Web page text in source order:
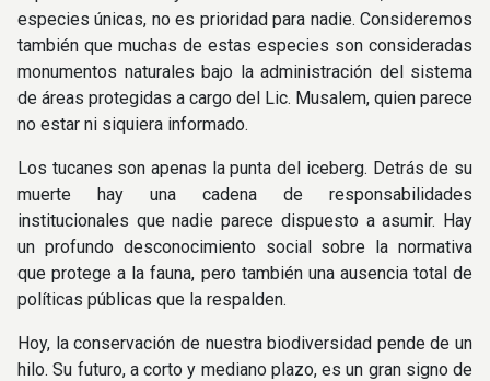
especies únicas, no es prioridad para nadie. Consideremos
también que muchas de estas especies son consideradas
monumentos naturales bajo la administración del sistema
de áreas protegidas a cargo del Lic. Musalem, quien parece
no estar ni siquiera informado.
Los tucanes son apenas la punta del iceberg. Detrás de su
muerte hay una cadena de responsabilidades
institucionales que nadie parece dispuesto a asumir. Hay
un profundo desconocimiento social sobre la normativa
que protege a la fauna, pero también una ausencia total de
políticas públicas que la respalden.
Hoy, la conservación de nuestra biodiversidad pende de un
hilo. Su futuro, a corto y mediano plazo, es un gran signo de